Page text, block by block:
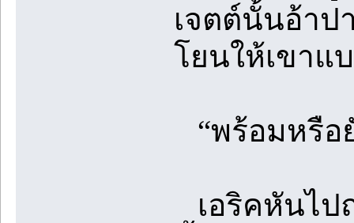
เจตต์นั้นอ้าป
โยนให้เขาแ
“พร้อมหรือ
เอริคหันไป